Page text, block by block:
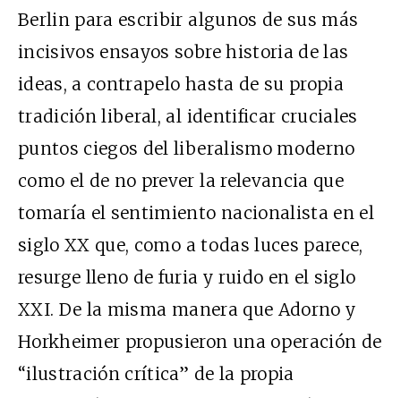
Berlin para escribir algunos de sus más
incisivos ensayos sobre historia de las
ideas, a contrapelo hasta de su propia
tradición liberal, al identificar cruciales
puntos ciegos del liberalismo moderno
como el de no prever la relevancia que
tomaría el sentimiento nacionalista en el
sigloXX que, como a todas luces parece,
resurge lleno de furia y ruido en el siglo
XXI. De la misma manera que Adorno y
Horkheimer propusieron una operación de
“ilustración crítica” de la propia